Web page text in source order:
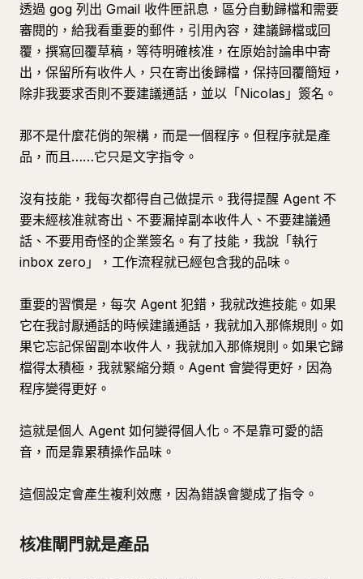
透過 gog 列出 Gmail 收件匣訊息，區分自動歸檔和需要
審閱的，給我看重要的郵件，引用內容，建議歸檔或回
覆，撰寫回覆草稿，等待明確核准，在原始討論串中寄
出，保留所有收件人，只在寄出後歸檔，保持回覆簡短，
除非我要求否則不要建議通話，並以「Nicolas」簽名。
那不是什麼花俏的架構，而是一個程序。但程序就是產
品，而且……它只是文字指令。
沒有技能，我每次都得自己做提示。我得提醒 Agent 不
要未經核准就寄出、不要漏掉副本收件人、不要建議通
話、不要用奇怪的企業簽名。有了技能，我說「執行
inbox zero」，工作流程就已經包含我的品味。
重要的習慣是，每次 Agent 犯錯，我就改進技能。如果
它在我討厭通話的時候建議通話，我就加入那條規則。如
果它忘記保留副本收件人，我就加入那條規則。如果它歸
檔得太積極，我就緊縮分類。Agent 會變得更好，因為
程序變得更好。
這就是個人 Agent 如何變得個人化。不是靠可愛的語
音，而是靠累積操作品味。
這個設定會產生複利效應，因為錯誤會變成了指令。
核准閘門就是產品